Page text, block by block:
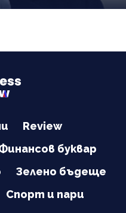
Review
буквар
Зелено бъдеще
Спорт и пари